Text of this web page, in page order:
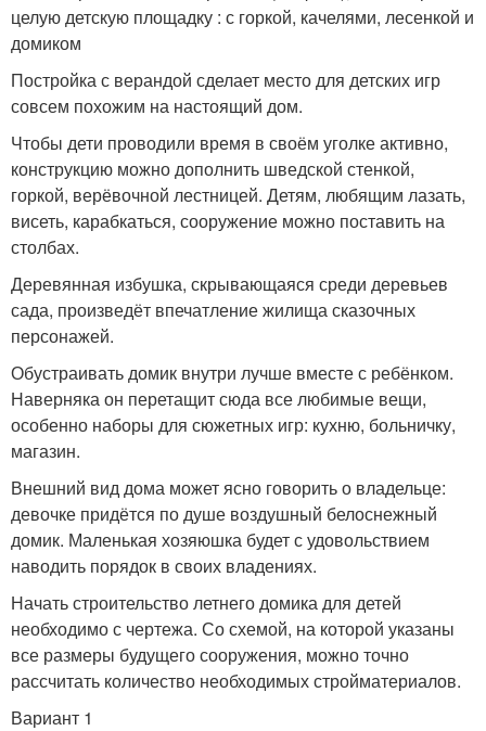
целую детскую площадку : с горкой, качелями, лесенкой и
домиком
Постройка с верандой сделает место для детских игр
совсем похожим на настоящий дом.
Чтобы дети проводили время в своём уголке активно,
конструкцию можно дополнить шведской стенкой,
горкой, верёвочной лестницей. Детям, любящим лазать,
висеть, карабкаться, сооружение можно поставить на
столбах.
Деревянная избушка, скрывающаяся среди деревьев
сада, произведёт впечатление жилища сказочных
персонажей.
Обустраивать домик внутри лучше вместе с ребёнком.
Наверняка он перетащит сюда все любимые вещи,
особенно наборы для сюжетных игр: кухню, больничку,
магазин.
Внешний вид дома может ясно говорить о владельце:
девочке придётся по душе воздушный белоснежный
домик. Маленькая хозяюшка будет с удовольствием
наводить порядок в своих владениях.
Начать строительство летнего домика для детей
необходимо с чертежа. Со схемой, на которой указаны
все размеры будущего сооружения, можно точно
рассчитать количество необходимых стройматериалов.
Вариант 1